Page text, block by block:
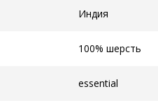
Индия
100% шерсть
essential